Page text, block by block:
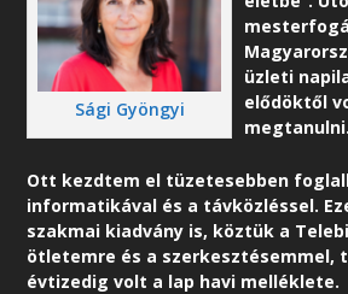
Sági Gyöngyi
üzleti
elődöktől
megtanulni.
Ott kezdtem el tüzetesebben
informatikával és a távközléssel.
szakmai kiadvány is, köztük a
ötletemre és a szerkesztésemmel,
évtizedig volt a lap havi melléklete.